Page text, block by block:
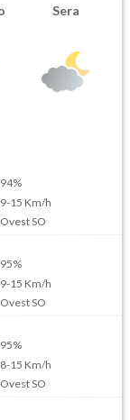
Sera
94%
9-15 Km/h
Ovest SO
95%
9-15 Km/h
Ovest SO
95%
8-15 Km/h
Ovest SO